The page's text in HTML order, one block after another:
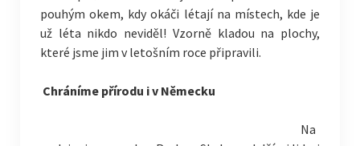
pouhým okem, kdy okáči létají na místech, kde je
už léta nikdo neviděl! Vzorně kladou na plochy,
které jsme jim v letošním roce připravili.
Chráníme přírodu i v Německu
Na